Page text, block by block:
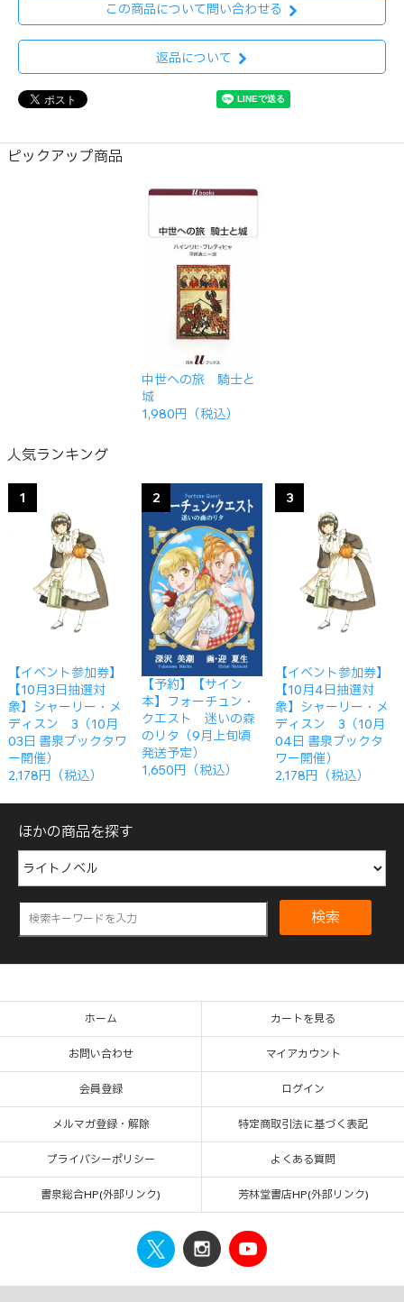
この商品について問い合わせる
返品について
ピックアップ商品
中世への旅 騎士と
城
1,980円（税込）
人気ランキング
1
【イベント参加券】
【10月3日抽選対
象】シャーリー・メ
ディスン 3（10月
03日 書泉ブックタワ
ー開催）
2,178円（税込）
2
【予約】【サイン
本】フォーチュン・
クエスト 迷いの森
のリタ（9月上旬頃
発送予定）
1,650円（税込）
3
【イベント参加券】
【10月4日抽選対
象】シャーリー・メ
ディスン 3（10月
04日 書泉ブックタ
ワー開催）
2,178円（税込）
ほかの商品を探す
検索
ホーム カートを見る
お問い合わせ マイアカウント
会員登録 ログイン
メルマガ登録・解除 特定商取引法に基づく表記
プライバシーポリシー よくある質問
書泉総合HP(外部リンク) 芳林堂書店HP(外部リンク)